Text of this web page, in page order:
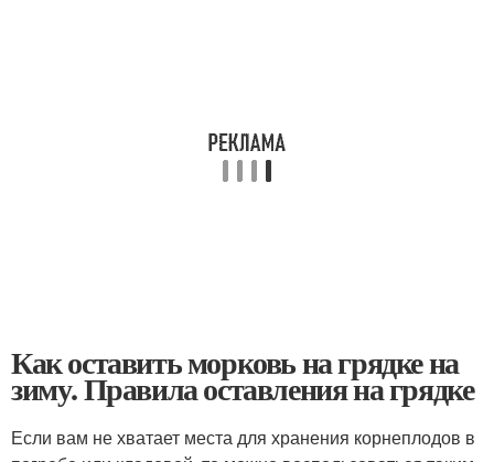
Как оставить морковь на грядке на
зиму. Правила оставления на грядке
Если вам не хватает места для хранения корнеплодов в